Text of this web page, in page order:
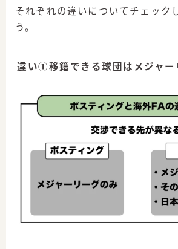
それぞれの違いについてチェック
う。
違い①移籍できる球団はメジャー